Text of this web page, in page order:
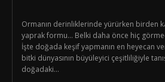
Ormanın derinliklerinde yürürken birden
yaprak formu… Belki daha önce hiç
İşte doğada keşif yapmanın en heyecan
bitki dünyasının büyüleyici çeşitliliğiyle
doğadaki...